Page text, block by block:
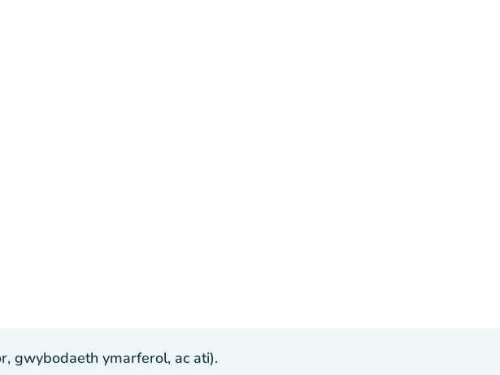
gwybodaeth ymarferol, ac ati).